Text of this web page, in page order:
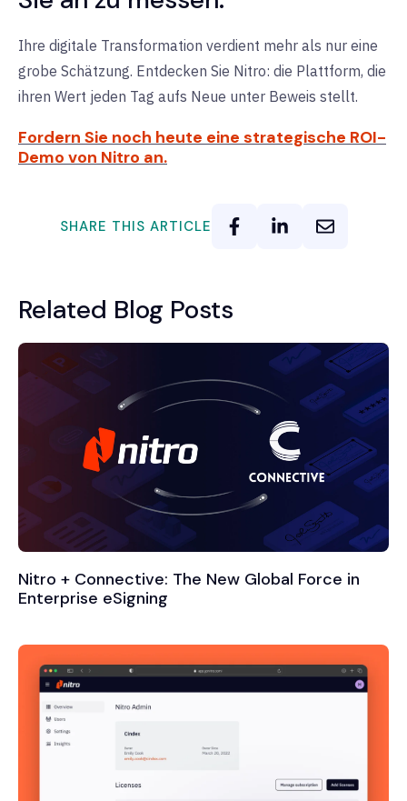
Ihre digitale Transformation verdient mehr als nur eine
grobe Schätzung. Entdecken Sie Nitro: die Plattform, die
ihren Wert jeden Tag aufs Neue unter Beweis stellt.
Fordern Sie noch heute eine strategische ROI-
Demo von Nitro an.
SHARE THIS ARTICLE
Related Blog Posts
Nitro + Connective: The New Global Force in
Enterprise eSigning